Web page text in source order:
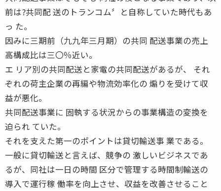
前は?共同配 送のトランコム〞と自称していた時代もあ
っ た。
因みに三期前（九九年三月期）の共同 配送事業の売上
高構成比は三〇％近い。
エ リア別の共同配送と家電の共同配送があるが、 それ
ぞれの荷主企業の再編や物流効率化の 煽りを受けて収
益が悪化。
共同配送事業に 固執する状況からの事業構造の変換を
迫られ ていた。
それを支えた第一のポイントは貸切輸送事 業である。
一般に貸切輸送と言えば、競争の 激しいビジネスであ
るが、同社は一日の時間 区分で管理する時間制輸送の
導入で運行稼 働率を向上させ、収益を改善させること